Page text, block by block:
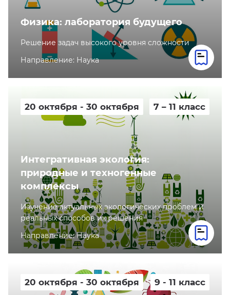
Физика: лаборатория будущего
Решение задач высокого уровня сложности
Направление: Наука
20 октября - 30 октября 7 – 11 класс
Интегративная экология:
природные и техногенные
комплексы
Изучение актуальных экологических проблем и
реальных способов их решения
Направление: Наука
20 октября - 30 октября 9 - 11 класс